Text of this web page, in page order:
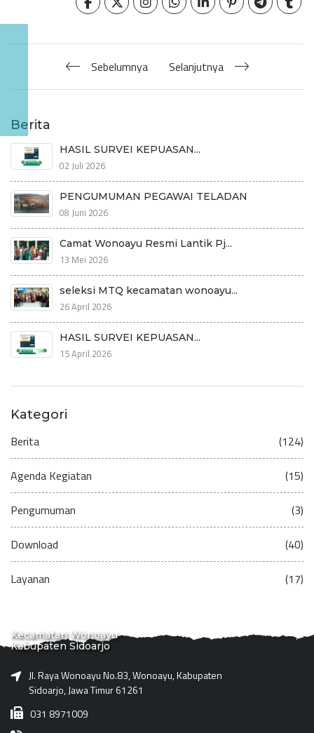
Sebelumnya Selanjutnya
Berita
HASIL SURVEI KEPUASAN...
02 Juli 2026
PENGUMUMAN PEGAWAI TELADAN
08 Juni 2026
Camat Wonoayu Resmi Lantik Pj...
13 Mei 2026
seleksi MTQ kecamatan wonoayu...
26 April 2026
HASIL SURVEI KEPUASAN...
15 April 2026
Kategori
Berita (124)
Agenda Kegiatan (15)
Pengumuman (3)
Download (40)
Layanan (17)
Kecamatan Wonoayu
Kabupaten Sidoarjo
Jl. Raya Wonoayu No.83, Wonoayu, Kabupaten
Sidoarjo, Jawa Timur 61261
031 8971009